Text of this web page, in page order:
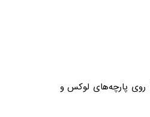
روی پارچه‌های لوکس و